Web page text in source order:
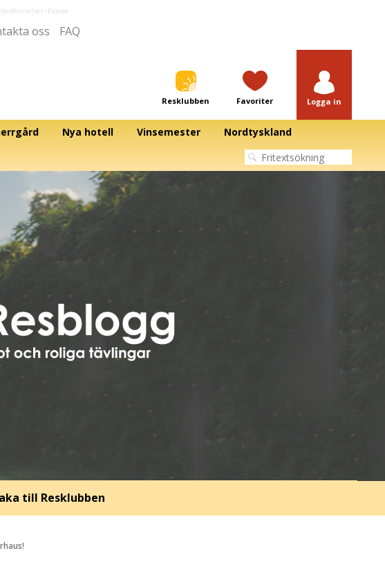
i Europa
oss FAQ
Resklubben Favoriter Logga in
Nya hotell Vinsemester Nordtyskland
till Resklubben